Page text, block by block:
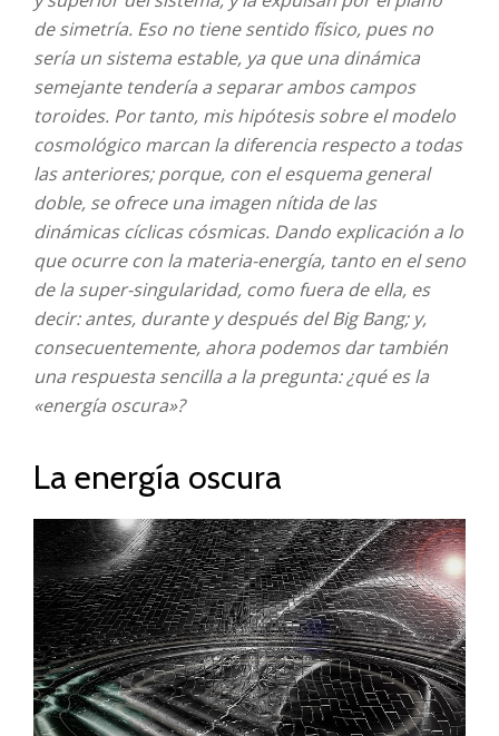
de simetría. Eso no tiene sentido físico, pues no
sería un sistema estable, ya que una dinámica
semejante tendería a separar ambos campos
toroides. Por tanto, mis hipótesis sobre el modelo
cosmológico marcan la diferencia respecto a todas
las anteriores; porque, con el esquema general
doble, se ofrece una imagen nítida de las
dinámicas cíclicas cósmicas. Dando explicación a lo
que ocurre con la materia-energía, tanto en el seno
de la super-singularidad, como fuera de ella, es
decir: antes, durante y después del Big Bang; y,
consecuentemente, ahora podemos dar también
una respuesta sencilla a la pregunta: ¿qué es la
«energía oscura»?
La energía oscura